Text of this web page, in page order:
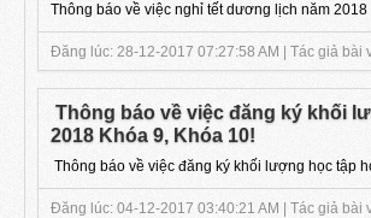
Thông báo về việc nghỉ tết dương lịch năm
Đăng lúc: 28-12-2017 07:27:58 AM | Tác giả bài
Thông báo về việc đăng ký khối
2018 Khóa 9, Khóa 10!
Thông báo về việc đăng ký khối lượng học tập
Đăng lúc: 04-12-2017 03:40:21 AM | Tác giả bài